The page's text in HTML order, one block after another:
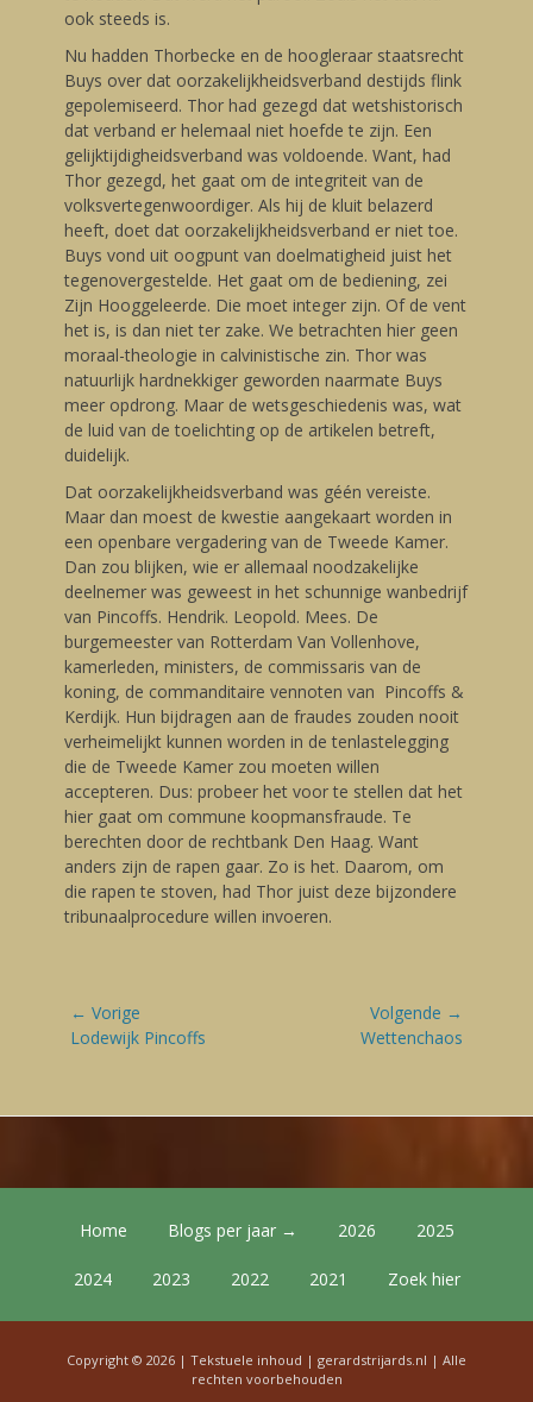
ook steeds is.
Nu hadden Thorbecke en de hoogleraar staatsrecht
Buys over dat oorzakelijkheidsverband destijds flink
gepolemiseerd. Thor had gezegd dat wetshistorisch
dat verband er helemaal niet hoefde te zijn. Een
gelijktijdigheidsverband was voldoende. Want, had
Thor gezegd, het gaat om de integriteit van de
volksvertegenwoordiger. Als hij de kluit belazerd
heeft, doet dat oorzakelijkheidsverband er niet toe.
Buys vond uit oogpunt van doelmatigheid juist het
tegenovergestelde. Het gaat om de bediening, zei
Zijn Hooggeleerde. Die moet integer zijn. Of de vent
het is, is dan niet ter zake. We betrachten hier geen
moraal-theologie in calvinistische zin. Thor was
natuurlijk hardnekkiger geworden naarmate Buys
meer opdrong. Maar de wetsgeschiedenis was, wat
de luid van de toelichting op de artikelen betreft,
duidelijk.
Dat oorzakelijkheidsverband was géén vereiste.
Maar dan moest de kwestie aangekaart worden in
een openbare vergadering van de Tweede Kamer.
Dan zou blijken, wie er allemaal noodzakelijke
deelnemer was geweest in het schunnige wanbedrijf
van Pincoffs. Hendrik. Leopold. Mees. De
burgemeester van Rotterdam Van Vollenhove,
kamerleden, ministers, de commissaris van de
koning, de commanditaire vennoten van Pincoffs &
Kerdijk. Hun bijdragen aan de fraudes zouden nooit
verheimelijkt kunnen worden in de tenlastelegging
die de Tweede Kamer zou moeten willen
accepteren. Dus: probeer het voor te stellen dat het
hier gaat om commune koopmansfraude. Te
berechten door de rechtbank Den Haag. Want
anders zijn de rapen gaar. Zo is het. Daarom, om
die rapen te stoven, had Thor juist deze bijzondere
tribunaalprocedure willen invoeren.
Bericht
navigatie
← Vorige
Vorige
Lodewijk Pincoffs
Volgende →
Wettenchaos
Home Blogs per jaar → 2026 2025
2024 2023 2022 2021 Zoek hier
Copyright © 2026 | Tekstuele inhoud | gerardstrijards.nl | Alle
rechten voorbehouden